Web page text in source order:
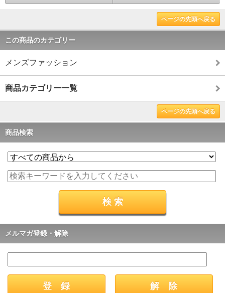
ページの先頭へ戻る
この商品のカテゴリー
メンズファッション
商品カテゴリー一覧
ページの先頭へ戻る
商品検索
メルマガ登録・解除